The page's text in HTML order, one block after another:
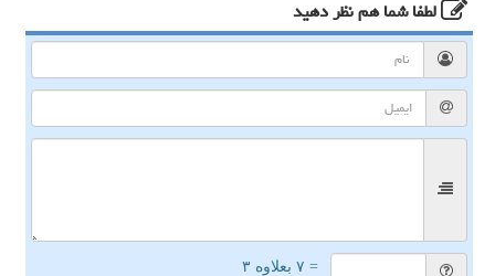
لطفا شما همنظر دهید
= ۷ بعلاوه ۳